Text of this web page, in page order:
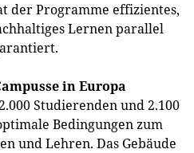
der Programme effizientes,
Lernen parallel
in Europa
Studierenden und 2.100
Bedingungen zum
und Lehren. Das Gebäude